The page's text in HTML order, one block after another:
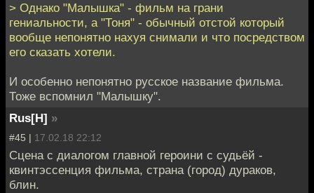
> Однако "Малышка" - фильм на грани
гениальности, а "Тоня" - обычный отстой который
вообще непонятно нахуя снимали и что посредством
его сказать хотели.
И особенно непонятно русское название фильма.
Тоже вспомнил "Малышку".
Rus[H] »
#45 | 17.02.18 22:12
Сцена с диалогом главной героини с судьёй -
квинтэссенция фильма, страна (город) дураков,
блин.